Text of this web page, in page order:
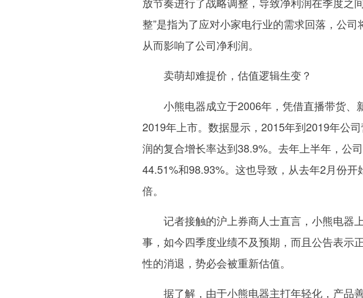
整”是指为了应对小家电行业的需求回落，公
从而影响了公司净利润。
卖萌却难提价，估值逻辑生变？
小熊电器成立于2006年，凭借直播带货
2019年上市。数据显示，2015年到2019年公
润的复合增长率达到38.9%。去年上半年，公
44.51%和98.93%。这也导致，从去年2月份
倍。
记者接触的沪上券商人士直言，小熊电器
事，如今四季度业绩不及预期，而且公告表示
性的消退，势必会被重新估值。
据了解，由于小熊电器主打年轻化，产品